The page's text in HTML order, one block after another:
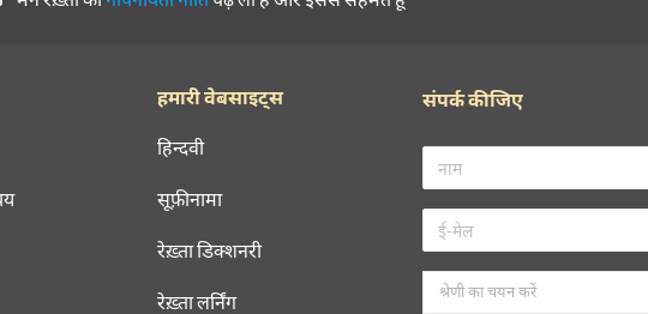
हमारी वेबसाइट्स
हिन्दवी
सूफ़ीनामा
रेख़्ता डिक्शनरी
रेख़्ता लर्निंग
संपर्क कीजिए